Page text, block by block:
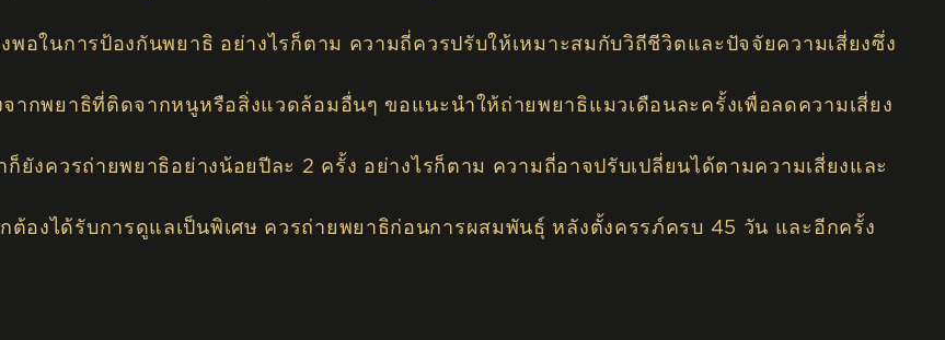
อในการป้องกันพยาธิ อย่างไรก็ตาม ความถี่ควรปรับให้เหมาะสมกับวิถีชีวิตและปัจจัยความเสี่ยงซึ่ง
ากพยาธิที่ติดจากหนูหรือสิ่งแวดล้อมอื่นๆ ขอแนะนำให้ถ่ายพยาธิแมวเดือนละครั้งเพื่อลดความเสี่ยง
ยังควรถ่ายพยาธิอย่างน้อยปีละ 2 ครั้ง อย่างไรก็ตาม ความถี่อาจปรับเปลี่ยนได้ตามความเสี่ยงและ
ต้องได้รับการดูแลเป็นพิเศษ ควรถ่ายพยาธิก่อนการผสมพันธุ์ หลังตั้งครรภ์ครบ 45 วัน และอีกครั้ง